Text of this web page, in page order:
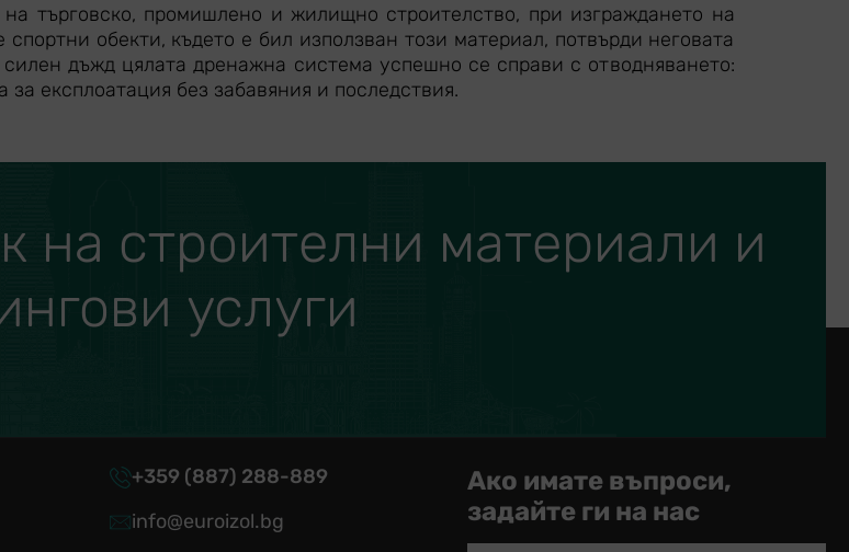
търговско, промишлено и жилищно строителство, при изграждането на
обекти, където е бил използван този материал, потвърди неговата
дъжд цялата дренажна система успешно се справи с отводняването:
експлоатация без забавяния и последствия.
на строителни материали и
услуги
+359 (887) 288-889
info@euroizol.bg
Ако имате въпроси,
задайте ги на нас